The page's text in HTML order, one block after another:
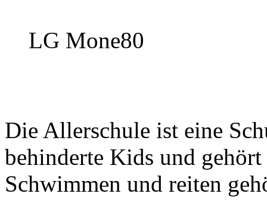
LG Mone80
Die Allerschule ist eine
behinderte Kids und
Schwimmen und reiten